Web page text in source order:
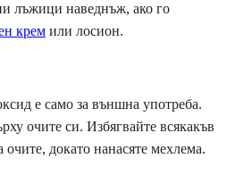
лъжици наведнъж, ако го
крем или лосион.
е само за външна употреба.
очите си. Избягвайте всякакъв
очите, докато нанасяте мехлема.